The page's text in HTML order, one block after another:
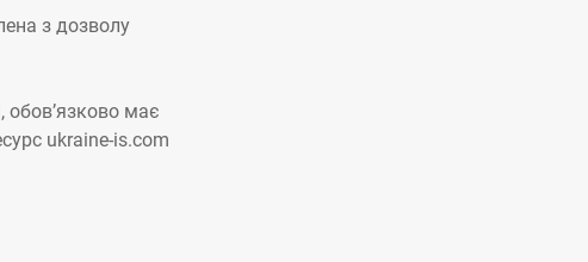
з дозволу
обов’язково має
ukraine-is.com